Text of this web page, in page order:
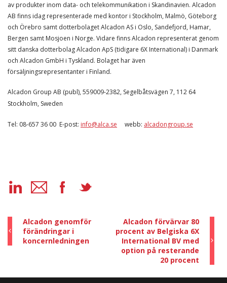
av produkter inom data- och telekommunikation i Skandinavien. Alcadon
AB finns idag representerade med kontor i Stockholm, Malmö, Göteborg
och Örebro samt dotterbolaget Alcadon AS i Oslo, Sandefjord, Hamar,
Bergen samt Mosjoen i Norge. Vidare finns Alcadon representerat genom
sitt danska dotterbolag Alcadon ApS (tidigare 6X International) i Danmark
och Alcadon GmbH i Tyskland. Bolaget har även
försäljningsrepresentanter i Finland.
Alcadon Group AB (publ), 559009-2382, Segelbåtsvägen 7, 112 64
Stockholm, Sweden
Tel: 08-657 36 00 E-post: info@alca.se webb: alcadongroup.se
Alcadon genomför
förändringar i
koncernledningen
Alcadon förvärvar 80
procent av Belgiska 6X
International BV med
option på resterande
20 procent